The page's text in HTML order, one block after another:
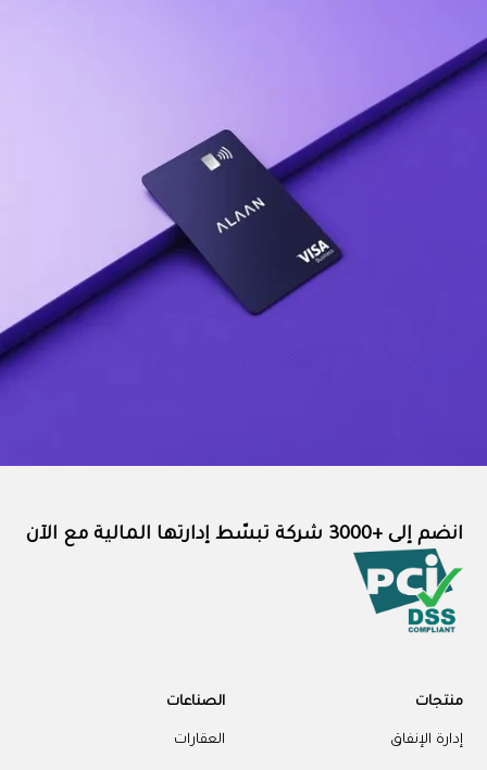
انضم إلى +3000 شركة تبسّط إدارتها المالية مع الآن
منتجات
إدارة الإنفاق
الصناعات
العقارات